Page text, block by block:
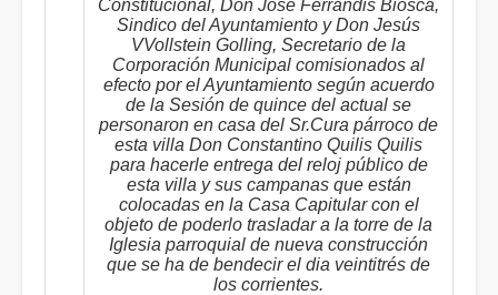
Constitucional, Don Jose Ferrandis Biosca,
Sindico del Ayuntamiento y Don Jesús
VVollstein Golling, Secretario de la
Corporación Municipal comisionados al
efecto por el Ayuntamiento según acuerdo
de la Sesión de quince del actual se
personaron en casa del Sr.Cura párroco de
esta villa Don Constantino Quilis Quilis
para hacerle entrega del reloj público de
esta villa y sus campanas que están
colocadas en la Casa Capitular con el
objeto de poderlo trasladar a la torre de la
Iglesia parroquial de nueva construcción
que se ha de bendecir el dia veintitrés de
los corrientes.